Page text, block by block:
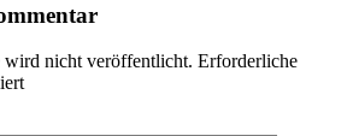
nicht veröffentlicht. Erforderliche